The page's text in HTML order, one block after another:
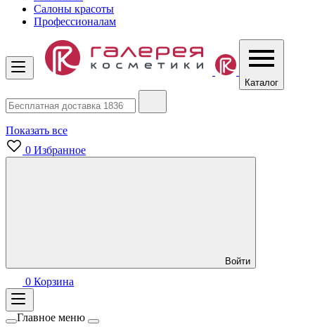
Салоны красоты
Профессионалам
Каталог
Показать все
0 Избранное
Войти
0 Корзина
Главное меню